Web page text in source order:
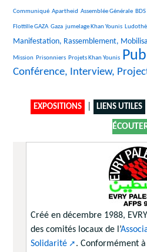
Communiqué
28/2431 Apartheid
30/2431 Assemblée Générale
211/2431 BDS
49/2431
1358/2431
36/2431
Flottille GAZA
314/2431 Gaza
193/2431 jumelage Khan Younis
259/2431
10/2431
938/2431
Manifestation, Rassemblement,
10/2431
Mission
26/2431Prisonniers
127/2431 Projets Khan Younis
2431/2431
1565/2431
Conférence, Interview,
7/2431
EXPOSITIONS LIENS UTILES
Créé en décembre 1988,
des comités locaux de l’
Solidarité
. Conformément